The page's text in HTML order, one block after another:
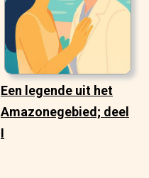
Een legende uit het
Amazonegebied; deel
I